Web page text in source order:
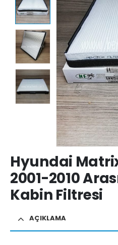
Hyundai
2001-2010
Kabin Filtresi
AÇIKLAMA